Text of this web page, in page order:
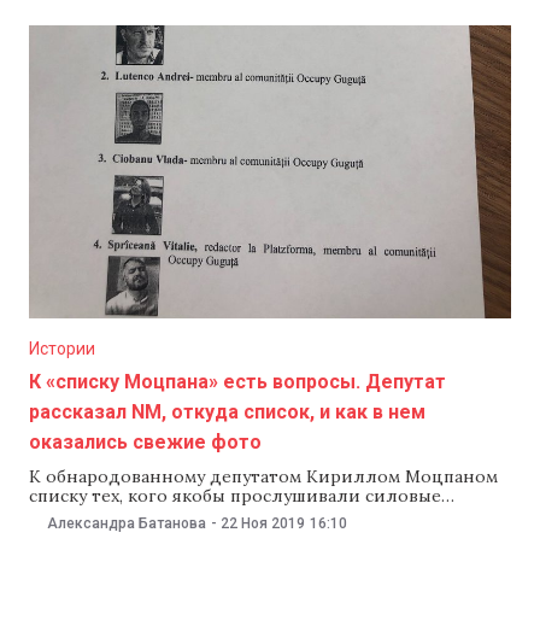
acest împrumut băncilor comerciale participante la proiect.
Clienții băncii,
Истории
К «списку Моцпана» есть вопросы. Депутат
рассказал NM, откуда список, и как в нем
оказались свежие фото
К обнародованному депутатом Кириллом Моцпаном
списку тех, кого якобы прослушивали силовые
структуры во время правления Демпартии, появились
вопросы, в том числе, у тех, кто в него попал. В
Александра Батанова - 22 Ноя 2019 16:10